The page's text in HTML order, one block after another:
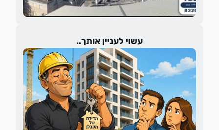
עשוי לעניין אותך..